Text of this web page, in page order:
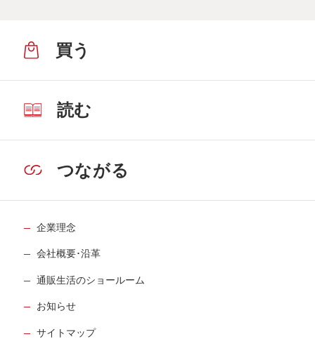
買う
読む
つながる
企業理念
会社概要･沿革
通販生活のショールーム
お知らせ
サイトマップ